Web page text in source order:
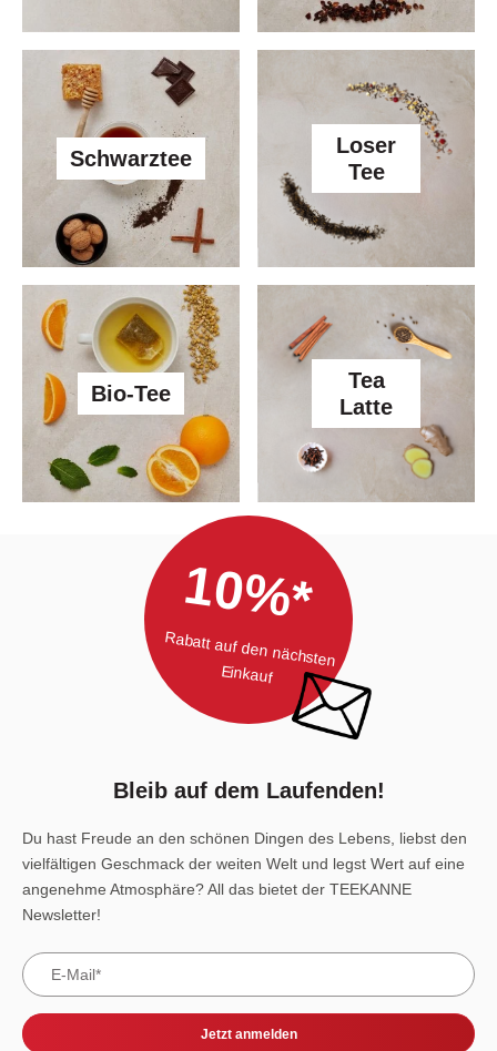
Schwarztee
Loser
Tee
Bio-Tee
Tea
Latte
10%*
Rabatt auf den nächsten
Einkauf
Bleib auf dem Laufenden!
Du hast Freude an den schönen Dingen des Lebens, liebst den
vielfältigen Geschmack der weiten Welt und legst Wert auf eine
angenehme Atmosphäre? All das bietet der TEEKANNE
Newsletter!
Jetzt anmelden